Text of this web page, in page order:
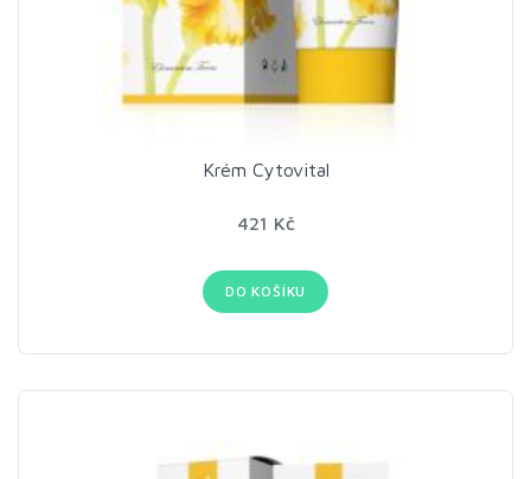
Krém Cytovital
421 Kč
DO KOŠÍKU